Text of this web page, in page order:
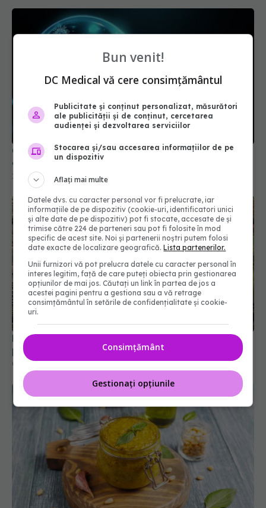
Compusul natural care previne degradarea
creierului. Îi oferă un scut protector
Planta care ar putea trata cancerul de sân:
protejează ficatul și ajută la slăbit
07 apr 2026, 13:31
Un vârf din acest condiment poate provoca
vânătăi și sângerare
Bun venit!
DC Medical vă cere consimțământul
Publicitate și conținut personalizat, măsurători
ale publicității și de conținut, cercetarea
audienței și dezvoltarea serviciilor
Stocarea și/sau accesarea informațiilor de pe
un dispozitiv
Aflați mai multe
Datele dvs. cu caracter personal vor fi prelucrate, iar
informațiile de pe dispozitiv (cookie-uri, identificatori unici
și alte date de pe dispozitiv) pot fi stocate, accesate de și
trimise către 224 de parteneri sau pot fi folosite în mod
specific de acest site. Noi și partenerii noștri putem folosi
date exacte de localizare geografică.Lista partenerilor.
Unii furnizori vă pot prelucra datele cu caracter personal în
interes legitim, față de care puteți obiecta prin gestionarea
opțiunilor de mai jos. Căutați un link în partea de jos a
acestei pagini pentru a gestiona sau a vă retrage
consimțământul în setările de confidențialitate și cookie-
uri.
Consimțământ
Gestionați opțiunile